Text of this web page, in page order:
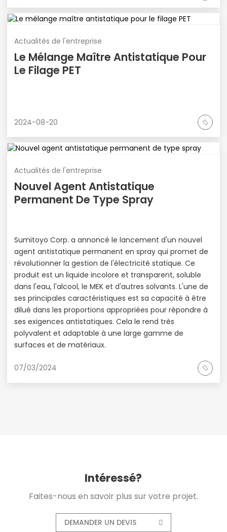
Actualités de l'entreprise
Le Mélange Maître Antistatique Pour
Le Filage PET
2024-08-20
Actualités de l'entreprise
Nouvel Agent Antistatique
Permanent De Type Spray
Sumitoyo Corp. a annoncé le lancement d'un nouvel
agent antistatique permanent en spray qui promet de
révolutionner la gestion de l'électricité statique. Ce
produit est un liquide incolore et transparent, soluble
dans l'eau, l'alcool, le MEK et d'autres solvants. L'une de
ses principales caractéristiques est sa capacité à être
dilué dans les proportions appropriées pour répondre à
ses exigences antistatiques. Cela le rend très
polyvalent et adaptable à une large gamme de
surfaces et de matériaux.
07/03/2024
Intéressé?
Faites-nous en savoir plus sur votre projet.
DEMANDER UN DEVIS